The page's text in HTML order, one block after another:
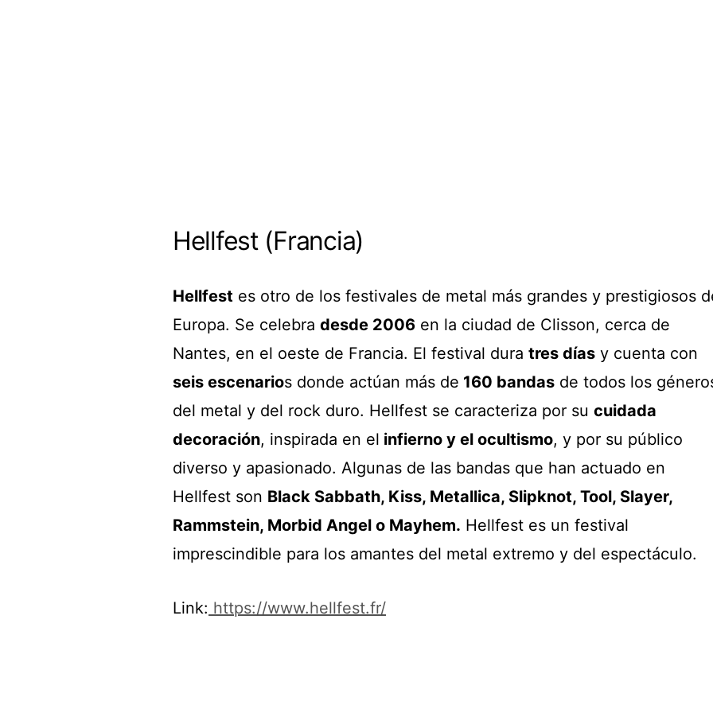
Hellfest (Francia)
Hellfest es otro de los festivales de metal más grandes y prestigiosos
Europa. Se celebra desde 2006 en la ciudad de Clisson, cerca de
Nantes, en el oeste de Francia. El festival dura tres días y cuenta con
seis escenarios donde actúan más de 160 bandas de todos los
del metal y del rock duro. Hellfest se caracteriza por su cuidada
decoración, inspirada en el infierno y el ocultismo, y por su público
diverso y apasionado. Algunas de las bandas que han actuado en
Hellfest son Black Sabbath, Kiss, Metallica, Slipknot, Tool, Slayer,
Rammstein, Morbid Angel o Mayhem. Hellfest es un festival
imprescindible para los amantes del metal extremo y del espectáculo.
Link: https://www.hellfest.fr/